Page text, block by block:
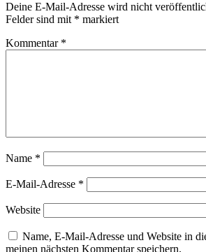
Deine E-Mail-Adresse wird nicht
Felder sind mit * markiert
Kommentar *
Name *
E-Mail-Adresse *
Website
Name, E-Mail-Adresse und Website in
meinen nächsten Kommentar speichern.